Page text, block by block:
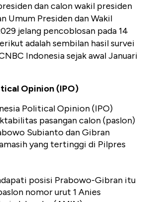
dan calon wakil presiden
Umum Presiden dan Wakil
jelang pencoblosan pada 14
adalah sembilan hasil survei
Indonesia sejak awal Januari
Opinion (IPO)
Political Opinion (IPO)
pasangan calon (paslon)
Subianto dan Gibran
yang tertinggi di Pilpres
posisi Prabowo-Gibran itu
nomor urut 1 Anies